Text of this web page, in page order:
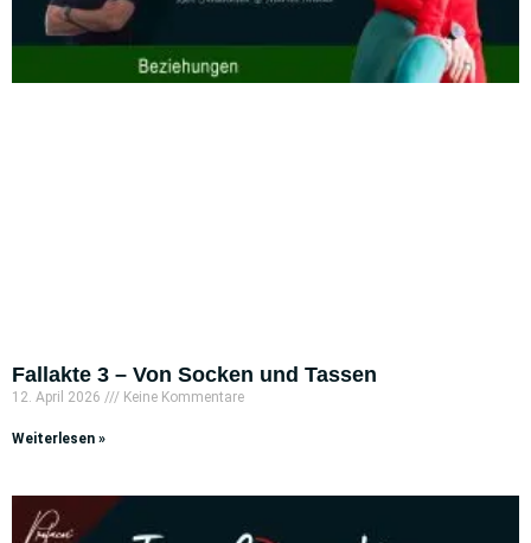
Fallakte 3 – Von Socken und Tassen
12. April 2026 Keine Kommentare
Weiterlesen »